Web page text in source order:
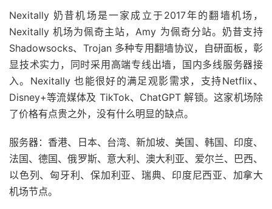
Nexitally 奶昔机场是一家成立于2017年的翻墙机场，
Nexitally 机场为佩奇主站，Amy 为佩奇分站。奶昔支持
Shadowsocks、Trojan 多种专用翻墙协议，自研面板，彰
显技术实力，同时采用高端专线出墙，国内多线服务器接
入。Nexitally 也能很好的满足观影需求，支持Netflix、
Disney+等流媒体及 TikTok、ChatGPT 解锁。这家机场除
了价格有点贵之外，没有什么明显的缺点。
服务器：香港、日本、台湾、新加坡、美国、韩国、印度、
法国、德国、俄罗斯、意大利、澳大利亚、爱尔兰、巴西、
以色列、匈牙利、保加利亚、瑞典、印度尼西亚、加拿大
机场节点。